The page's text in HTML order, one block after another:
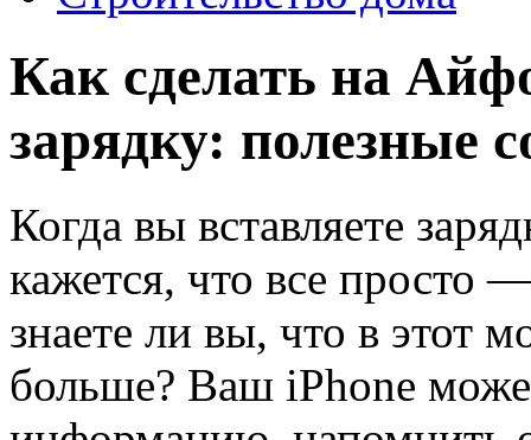
Как сделать на
зарядку: полезные
Когда вы вставляете
кажется, что все просто
знаете ли вы, что в этот
больше? Ваш iPhone